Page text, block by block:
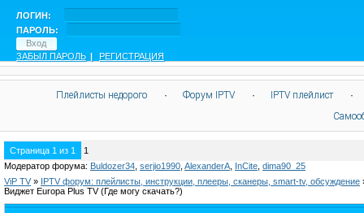
ЛОГИН:
ПАРОЛЬ:
ЗАБЫЛ ПАРОЛЬ | РЕГИСТРАЦИЯ
Плейлисты недорого · Форум IPTV · IPTV плейлист
·
Страница 1 из 1
1
Модератор форума: Buldozer34 serjio1990 AlexanderA InCite dima90_25
ViP TV » IPTV форум: плейлисты, инструкции, плееры, сканеры, smart-tv, обсуждение
Виджет Europa Plus TV (Где могу скачать?)